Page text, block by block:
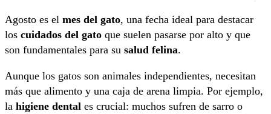
Agosto es el mes del gato, una fecha ideal para destacar
los cuidados del gato que suelen pasarse por alto y que
son fundamentales para su salud felina.
Aunque los gatos son animales independientes, necesitan
más que alimento y una caja de arena limpia. Por ejemplo,
la higiene dental es crucial: muchos sufren de sarro o